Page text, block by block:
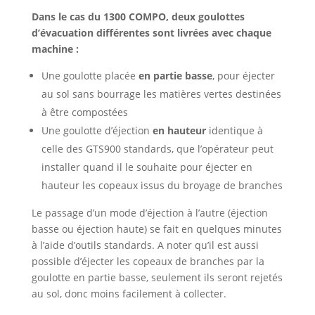
Dans le cas du 1300 COMPO, deux goulottes
d’évacuation différentes sont livrées avec chaque
machine :
Une goulotte placée en partie basse, pour éjecter
au sol sans bourrage les matières vertes destinées
à être compostées
Une goulotte d’éjection en hauteuridentique à
celle des GTS900 standards, que l’opérateur peut
installer quand il le souhaite pour éjecter en
hauteur les copeaux issus du broyage de branches
Le passage d’un mode d’éjection à l’autre (éjection
basse ou éjection haute) se fait en quelques minutes
à l’aide d’outils standards. A noter qu’il est aussi
possible d’éjecter les copeaux de branches par la
goulotte en partie basse, seulement ils seront rejetés
au sol, donc moins facilement à collecter.